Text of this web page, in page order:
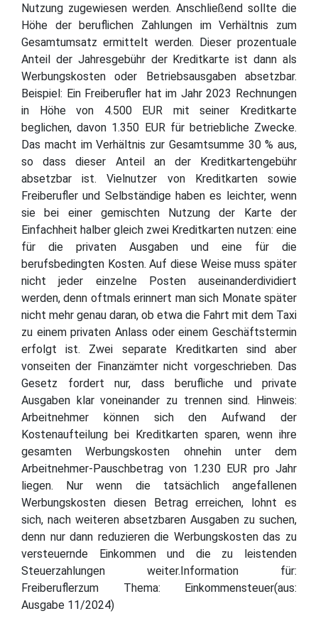
Nutzung zugewiesen werden. Anschließend sollte die
Höhe der beruflichen Zahlungen im Verhältnis zum
Gesamtumsatz ermittelt werden. Dieser prozentuale
Anteil der Jahresgebühr der Kreditkarte ist dann als
Werbungskosten oder Betriebsausgaben absetzbar.
Beispiel: Ein Freiberufler hat im Jahr 2023 Rechnungen
in Höhe von 4.500 EUR mit seiner Kreditkarte
beglichen, davon 1.350 EUR für betriebliche Zwecke.
Das macht im Verhältnis zur Gesamtsumme 30 % aus,
so dass dieser Anteil an der Kreditkartengebühr
absetzbar ist. Vielnutzer von Kreditkarten sowie
Freiberufler und Selbständige haben es leichter, wenn
sie bei einer gemischten Nutzung der Karte der
Einfachheit halber gleich zwei Kreditkarten nutzen: eine
für die privaten Ausgaben und eine für die
berufsbedingten Kosten. Auf diese Weise muss später
nicht jeder einzelne Posten auseinanderdividiert
werden, denn oftmals erinnert man sich Monate später
nicht mehr genau daran, ob etwa die Fahrt mit dem Taxi
zu einem privaten Anlass oder einem Geschäftstermin
erfolgt ist. Zwei separate Kreditkarten sind aber
vonseiten der Finanzämter nicht vorgeschrieben. Das
Gesetz fordert nur, dass berufliche und private
Ausgaben klar voneinander zu trennen sind. Hinweis:
Arbeitnehmer können sich den Aufwand der
Kostenaufteilung bei Kreditkarten sparen, wenn ihre
gesamten Werbungskosten ohnehin unter dem
Arbeitnehmer-Pauschbetrag von 1.230 EUR pro Jahr
liegen. Nur wenn die tatsächlich angefallenen
Werbungskosten diesen Betrag erreichen, lohnt es
sich, nach weiteren absetzbaren Ausgaben zu suchen,
denn nur dann reduzieren die Werbungskosten das zu
versteuernde Einkommen und die zu leistenden
Steuerzahlungen weiter.Information für:
Freiberuflerzum Thema: Einkommensteuer(aus:
Ausgabe 11/2024)